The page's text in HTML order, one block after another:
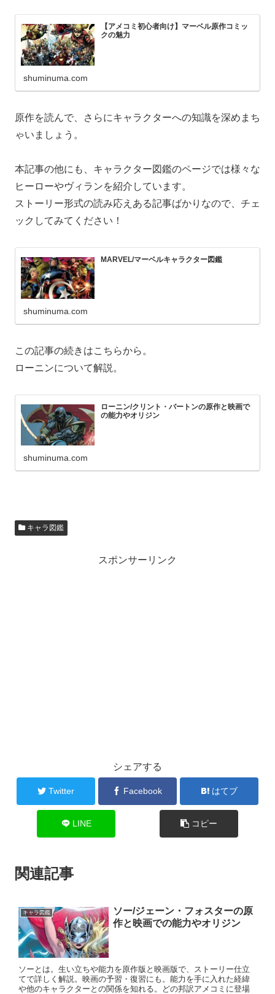
【アメコミ初心者向け】マーベル原作コミッ
クの魅力
shuminuma.com
原作を読んで、さらにキャラクターへの知識を深めまち
ゃいましょう。
本記事の他にも、キャラクター図鑑のページでは様々な
ヒーローやヴィランを紹介しています。
ストーリー形式の読み応えある記事ばかりなので、チェ
ックしてみてください！
MARVEL/マーベルキャラクター図鑑
shuminuma.com
この記事の続きはこちらから。
ローニンについて解説。
ローニン/クリント・バートンの原作と映画で
の能力やオリジン
shuminuma.com
キャラ図鑑
スポンサーリンク
シェアする
Twitter Facebook はてブ
LINE コピー
関連記事
キャラ図鑑
ソー/ジェーン・フォスターの原
作と映画での能力やオリジン
ソーとは。生い立ちや能力を原作版と映画版で、ストーリー仕立
てで詳しく解説。映画の予習・復習にも。能力を手に入れた経緯
や他のキャラクターとの関係を知れる。どの邦訳アメコミに登場